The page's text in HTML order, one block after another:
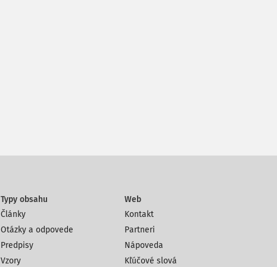
Typy obsahu
Články
Otázky a odpovede
Predpisy
Vzory
Web
Kontakt
Partneri
Nápoveda
Kľúčové slová